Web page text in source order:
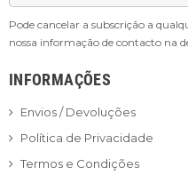
Pode cancelar a subscrição a
nossa informação de contacto na
INFORMAÇÕES
Envios / Devoluções
Política de Privacidade
Termos e Condições